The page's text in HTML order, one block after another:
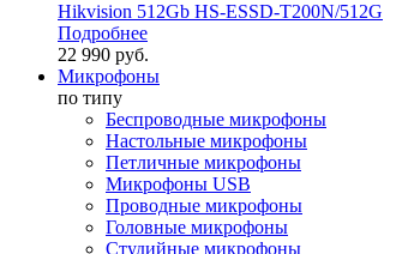
Hikvision 512Gb HS-ESSD-T200N/512G
Подробнее
22 990 руб.
Микрофоны
по типу
Беспроводные микрофоны
Настольные микрофоны
Петличные микрофоны
Микрофоны USB
Проводные микрофоны
Головные микрофоны
Студийные микрофоны